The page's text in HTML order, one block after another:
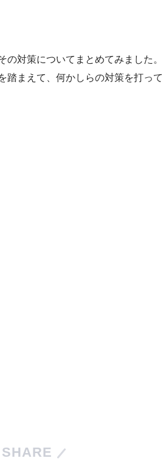
の対策についてまとめてみました。
踏まえて、何かしらの対策を打って
SHARE